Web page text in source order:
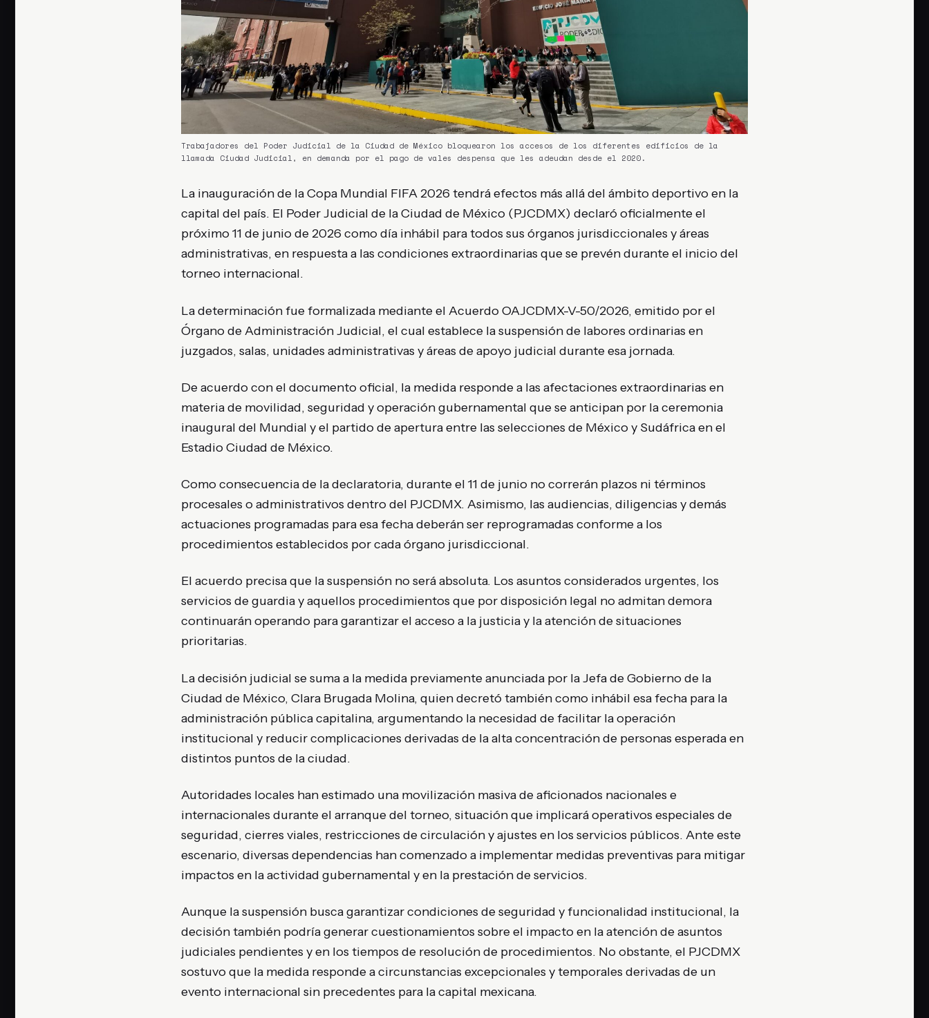
Trabajadores del Poder Judicial de la Ciudad de México bloquearon los accesos de los diferentes edificios de la
llamada Ciudad Judicial, en demanda por el pago de vales despensa que les adeudan desde el 2020.
La inauguración de la Copa Mundial FIFA 2026 tendrá efectos más allá del ámbito deportivo en la
capital del país. El Poder Judicial de la Ciudad de México (PJCDMX) declaró oficialmente el
próximo 11 de junio de 2026 como día inhábil para todos sus órganos jurisdiccionales y áreas
administrativas, en respuesta a las condiciones extraordinarias que se prevén durante el inicio del
torneo internacional.
La determinación fue formalizada mediante el Acuerdo OAJCDMX-V-50/2026, emitido por el
Órgano de Administración Judicial, el cual establece la suspensión de labores ordinarias en
juzgados, salas, unidades administrativas y áreas de apoyo judicial durante esa jornada.
De acuerdo con el documento oficial, la medida responde a las afectaciones extraordinarias en
materia de movilidad, seguridad y operación gubernamental que se anticipan por la ceremonia
inaugural del Mundial y el partido de apertura entre las selecciones de México y Sudáfrica en el
Estadio Ciudad de México.
Como consecuencia de la declaratoria, durante el 11 de junio no correrán plazos ni términos
procesales o administrativos dentro del PJCDMX. Asimismo, las audiencias, diligencias y demás
actuaciones programadas para esa fecha deberán ser reprogramadas conforme a los
procedimientos establecidos por cada órgano jurisdiccional.
El acuerdo precisa que la suspensión no será absoluta. Los asuntos considerados urgentes, los
servicios de guardia y aquellos procedimientos que por disposición legal no admitan demora
continuarán operando para garantizar el acceso a la justicia y la atención de situaciones
prioritarias.
La decisión judicial se suma a la medida previamente anunciada por la Jefa de Gobierno de la
Ciudad de México, Clara Brugada Molina, quien decretó también como inhábil esa fecha para la
administración pública capitalina, argumentando la necesidad de facilitar la operación
institucional y reducir complicaciones derivadas de la alta concentración de personas esperada en
distintos puntos de la ciudad.
Autoridades locales han estimado una movilización masiva de aficionados nacionales e
internacionales durante el arranque del torneo, situación que implicará operativos especiales de
seguridad, cierres viales, restricciones de circulación y ajustes en los servicios públicos. Ante este
escenario, diversas dependencias han comenzado a implementar medidas preventivas para mitigar
impactos en la actividad gubernamental y en la prestación de servicios.
Aunque la suspensión busca garantizar condiciones de seguridad y funcionalidad institucional, la
decisión también podría generar cuestionamientos sobre el impacto en la atención de asuntos
judiciales pendientes y en los tiempos de resolución de procedimientos. No obstante, el PJCDMX
sostuvo que la medida responde a circunstancias excepcionales y temporales derivadas de un
evento internacional sin precedentes para la capital mexicana.